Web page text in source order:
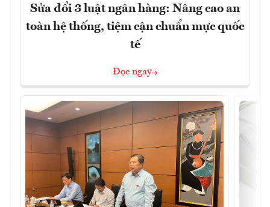
Sửa đổi 3 luật ngân hàng: Nâng cao an
toàn hệ thống, tiệm cận chuẩn mực quốc
tế
Đọc ngay